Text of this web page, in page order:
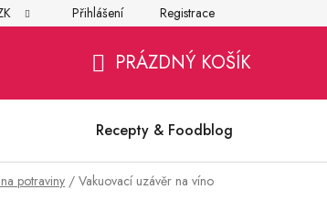
obchodní podmínky Ochrana osobních údajů
Přihlášení Registrace
KOŠÍK
PRÁZDNÝ KOŠÍK
Recepty & Foodblog
potraviny / Vakuovací uzávěr na víno